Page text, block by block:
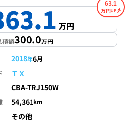
万円
63.1
万円
積額300.0万円
2018年6月
ＴＸ
CBA-TRJ150W
54,361km
その他